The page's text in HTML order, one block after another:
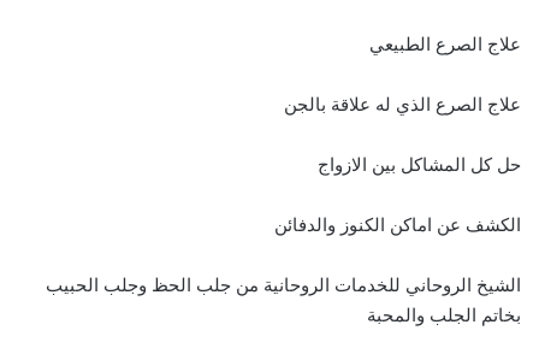
علاج الصرع الطبيعي
علاج الصرع الذي له علاقة بالجن
حل كل المشاكل بين الازواج
الكشف عن اماكن الكنوز والدفائن
الشيخ الروحاني للخدمات الروحانية من جلب الحظ وجلب الحبيب
بخاتم الجلب والمحبة